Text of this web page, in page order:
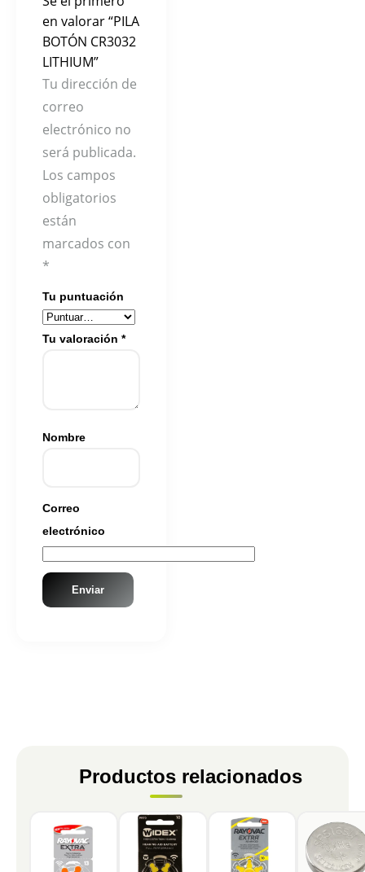
en valorar “PILA
BOTÓN CR3032
LITHIUM”
Tu dirección de
correo
electrónico no
será publicada.
Los campos
obligatorios
están
marcados con
*
Tu puntuación
Tu valoración *
Nombre
Correo
electrónico
Productos relacionados